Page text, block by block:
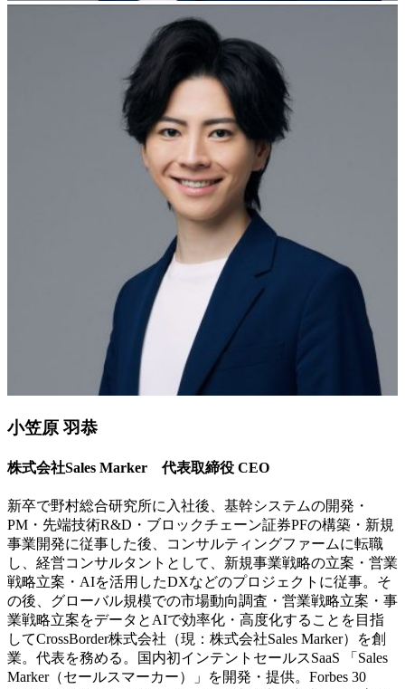
小笠原 羽恭
株式会社Sales Marker 代表取締役 CEO
新卒で野村総合研究所に入社後、基幹システムの開発・
PM・先端技術R&D・ブロックチェーン証券PFの構築・新規
事業開発に従事した後、コンサルティングファームに転職
し、経営コンサルタントとして、新規事業戦略の立案・営業
戦略立案・AIを活用したDXなどのプロジェクトに従事。そ
の後、グローバル規模での市場動向調査・営業戦略立案・事
業戦略立案をデータとAIで効率化・高度化することを目指
してCrossBorder株式会社（現：株式会社Sales Marker）を創
業。代表を務める。国内初インテントセールスSaaS 「Sales
Marker（セールスマーカー）」を開発・提供。Forbes 30